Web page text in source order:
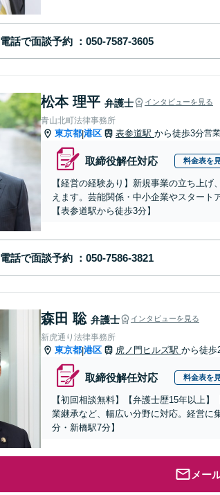
電話で面談予約
松本 理平 弁護士 インタビューを見る
青山北町法律事務所
東京都|港区 表参道駅 から徒歩3分営
取締役解任対応 料金表を
【経営の経験あり】新規事業の立ち上
えます。芸能関係・中小企業やスタート
【表参道駅から徒歩3分】
電話で面談予約
森田 聡 弁護士 インタビューを見る
新虎通り法律事務所
東京都|港区 虎ノ門ヒルズ駅 から徒歩
取締役解任対応 料金表を
【初回相談無料】【弁護士歴15年以上
業継承など、幅広い分野に対応。経営に
分・新橋駅7分】
メー